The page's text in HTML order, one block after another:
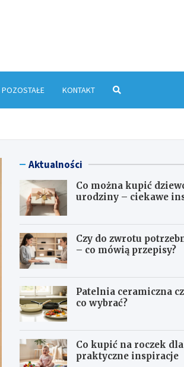
POZOSTAŁE KONTAKT
Aktualności
Co można kupić
urodziny – ciekawe
Czy do zwrotu
– co mówią przepisy?
Patelnia ceramiczna
co wybrać?
Co kupić na roczek
praktyczne inspiracje